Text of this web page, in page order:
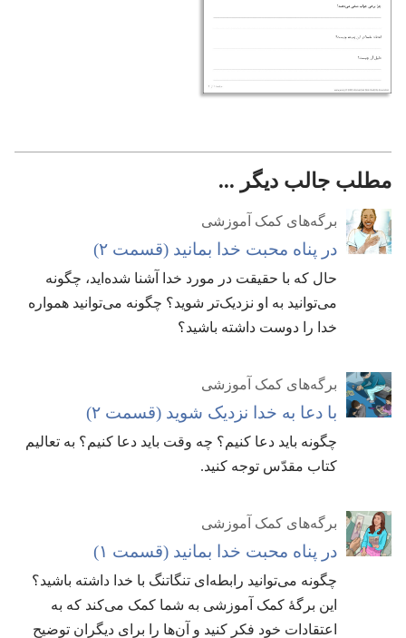
مطلب جالب دیگر ...
برگه‌های کمک آموزشی
در پناه محبت خدا بمانید (‏قسمت ۲)‏
حال که با حقیقت در مورد خدا آشنا شده‌اید،‏ چگونه
می‌توانید به او نزدیک‌تر شوید؟‏ چگونه می‌توانید همواره
خدا را دوست داشته باشید؟‏
برگه‌های کمک آموزشی
با دعا به خدا نزدیک شوید (‏قسمت ۲)‏
چگونه باید دعا کنیم؟‏ چه وقت باید دعا کنیم؟‏ به تعالیم
کتاب مقدّس توجه کنید.‏
برگه‌های کمک آموزشی
در پناه محبت خدا بمانید (‏قسمت ۱)‏
چگونه می‌توانید رابطه‌ای تنگاتنگ با خدا داشته باشید؟‏
این برگهٔ کمک آموزشی به شما کمک می‌کند که به
اعتقادات خود فکر کنید و آن‌ها را برای دیگران توضیح